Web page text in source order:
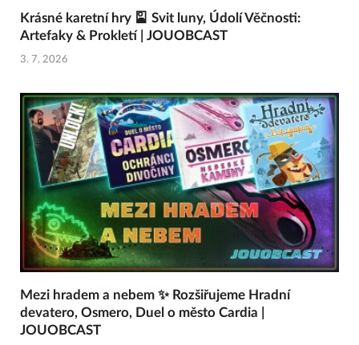
Krásné karetní hry 🎴 Svit luny, Údolí Věčnosti:
Artefaky & Prokletí | JOUOBCAST
3. 7. 2026
Mezi hradem a nebem ✨ Rozšiřujeme Hradní
devatero, Osmero, Duel o město Cardia |
JOUOBCAST